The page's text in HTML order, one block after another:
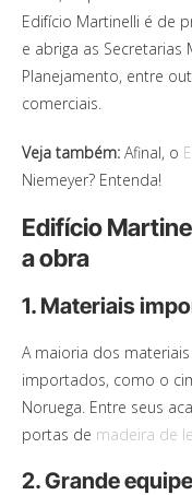
Edifício Martinelli é de
e abriga as Secretarias
Planejamento, entre
comerciais.
Veja também: Afinal, o
Niemeyer? Entenda!
Edifício
a obra
1. Materiais
A maioria dos
importados, como o
Noruega. Entre seus
portas de madeira de
2. Grande equipe